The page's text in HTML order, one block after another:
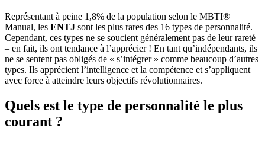
Représentant à peine 1,8% de la population selon le MBTI®
Manual, les ENTJ sont les plus rares des 16 types de personnalité.
Cependant, ces types ne se soucient généralement pas de leur rareté
– en fait, ils ont tendance à l’apprécier ! En tant qu’indépendants, ils
ne se sentent pas obligés de « s’intégrer » comme beaucoup d’autres
types. Ils apprécient l’intelligence et la compétence et s’appliquent
avec force à atteindre leurs objectifs révolutionnaires.
Quels est le type de personnalité le plus
courant ?